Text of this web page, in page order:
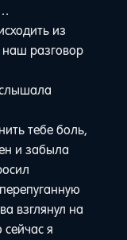
из
разговор
тебе боль,
и забыла
взглянул на
я